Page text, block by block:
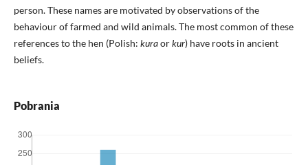
person. These names are motivated by observations of the
behaviour of farmed and wild animals. The most common of these
references to the hen (Polish: kuraorkur) have roots in ancient
beliefs.
Pobrania